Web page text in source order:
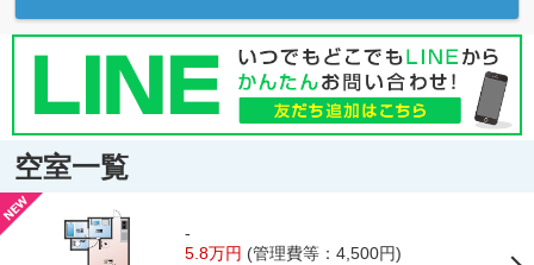
空室一覧
-
5.8万円 (管理費等：4,500円)